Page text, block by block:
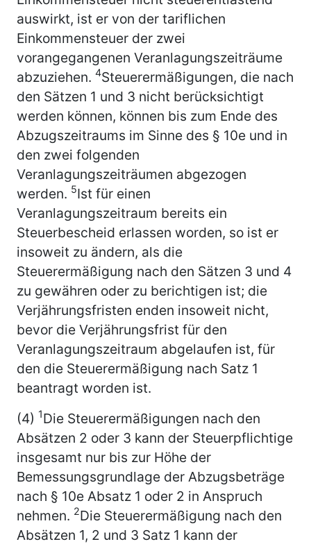
auswirkt, ist er von der tariflichen
Einkommensteuer der zwei
vorangegangenen Veranlagungszeiträume
abzuziehen. 4Steuerermäßigungen, die nach
den Sätzen 1 und 3 nicht berücksichtigt
werden können, können bis zum Ende des
Abzugszeitraums im Sinne des § 10e und in
den zwei folgenden
Veranlagungszeiträumen abgezogen
werden. 5Ist für einen
Veranlagungszeitraum bereits ein
Steuerbescheid erlassen worden, so ist er
insoweit zu ändern, als die
Steuerermäßigung nach den Sätzen 3 und 4
zu gewähren oder zu berichtigen ist; die
Verjährungsfristen enden insoweit nicht,
bevor die Verjährungsfrist für den
Veranlagungszeitraum abgelaufen ist, für
den die Steuerermäßigung nach Satz 1
beantragt worden ist.
(4) 1Die Steuerermäßigungen nach den
Absätzen 2 oder 3 kann der Steuerpflichtige
insgesamt nur bis zur Höhe der
Bemessungsgrundlage der Abzugsbeträge
nach § 10e Absatz 1 oder 2 in Anspruch
nehmen. 2Die Steuerermäßigung nach den
Absätzen 1, 2 und 3 Satz 1 kann der